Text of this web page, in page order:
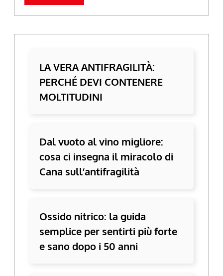
LA VERA ANTIFRAGILITÀ:
PERCHÉ DEVI CONTENERE
MOLTITUDINI
Dal vuoto al vino migliore:
cosa ci insegna il miracolo di
Cana sull’antifragilità
Ossido nitrico: la guida
semplice per sentirti più forte
e sano dopo i 50 anni